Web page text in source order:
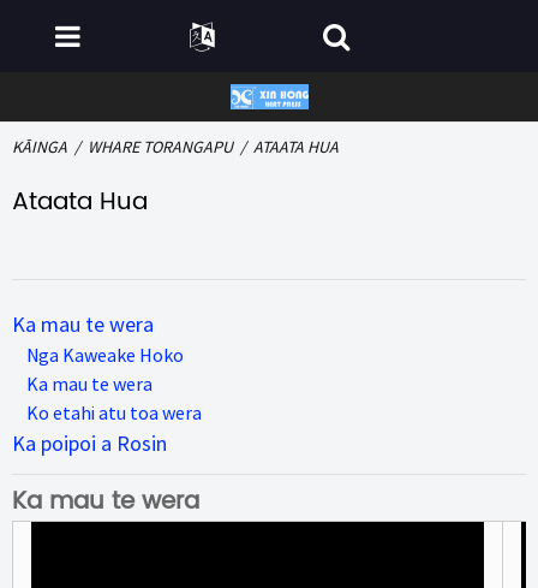
KĀINGA WHARE TORANGAPU ATAATA HUA
Ataata Hua
Ka mau te wera
Nga Kaweake Hoko
Ka mau te wera
Ko etahi atu toa wera
Ka poipoi a Rosin
Ka mau te wera